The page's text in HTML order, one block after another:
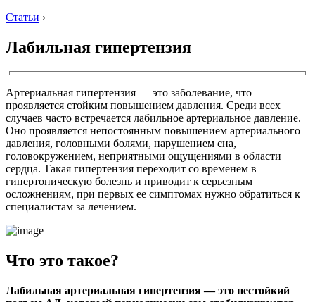
Статьи ›
Лабильная гипертензия
Артериальная гипертензия — это заболевание, что
проявляется стойким повышением давления. Среди всех
случаев часто встречается лабильное артериальное давление.
Оно проявляется непостоянным повышением артериального
давления, головными болями, нарушением сна,
головокружением, неприятными ощущениями в области
сердца. Такая гипертензия переходит со временем в
гипертоническую болезнь и приводит к серьезным
осложнениям, при первых ее симптомах нужно обратиться к
специалистам за лечением.
Что это такое?
Лабильная артериальная гипертензия — это нестойкий